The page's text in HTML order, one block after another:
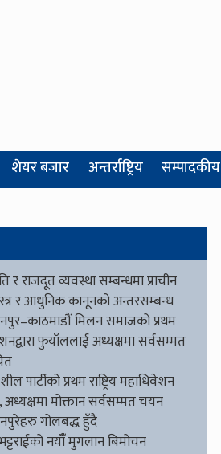
शेयर बजार अन्तर्राष्ट्रिय सम्पादकीय
र राजदूत व्यवस्था सम्बन्धमा प्राचीन
र आधुनिक कानूनको अन्तरसम्बन्ध
मिलन समाजको प्रथम
फुयाँललाई अध्यक्षमा सर्वसम्मत
पार्टीको प्रथम राष्ट्रिय महाधिवेशन
अध्यक्षमा मोक्तान सर्वसम्मत चयन
गोलबद्ध हुँदै
भट्टराईको नयाँँ मुगलान बिमोचन